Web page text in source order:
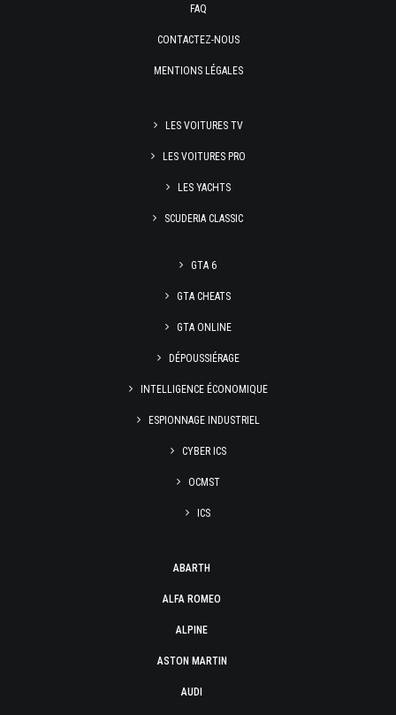
FAQ
CONTACTEZ-NOUS
MENTIONS LÉGALES
LES VOITURES TV
LES VOITURES PRO
LES YACHTS
SCUDERIA CLASSIC
GTA 6
GTA CHEATS
GTA ONLINE
DÉPOUSSIÉRAGE
INTELLIGENCE ÉCONOMIQUE
ESPIONNAGE INDUSTRIEL
CYBER ICS
OCMST
ICS
ABARTH
ALFA ROMEO
ALPINE
ASTON MARTIN
AUDI